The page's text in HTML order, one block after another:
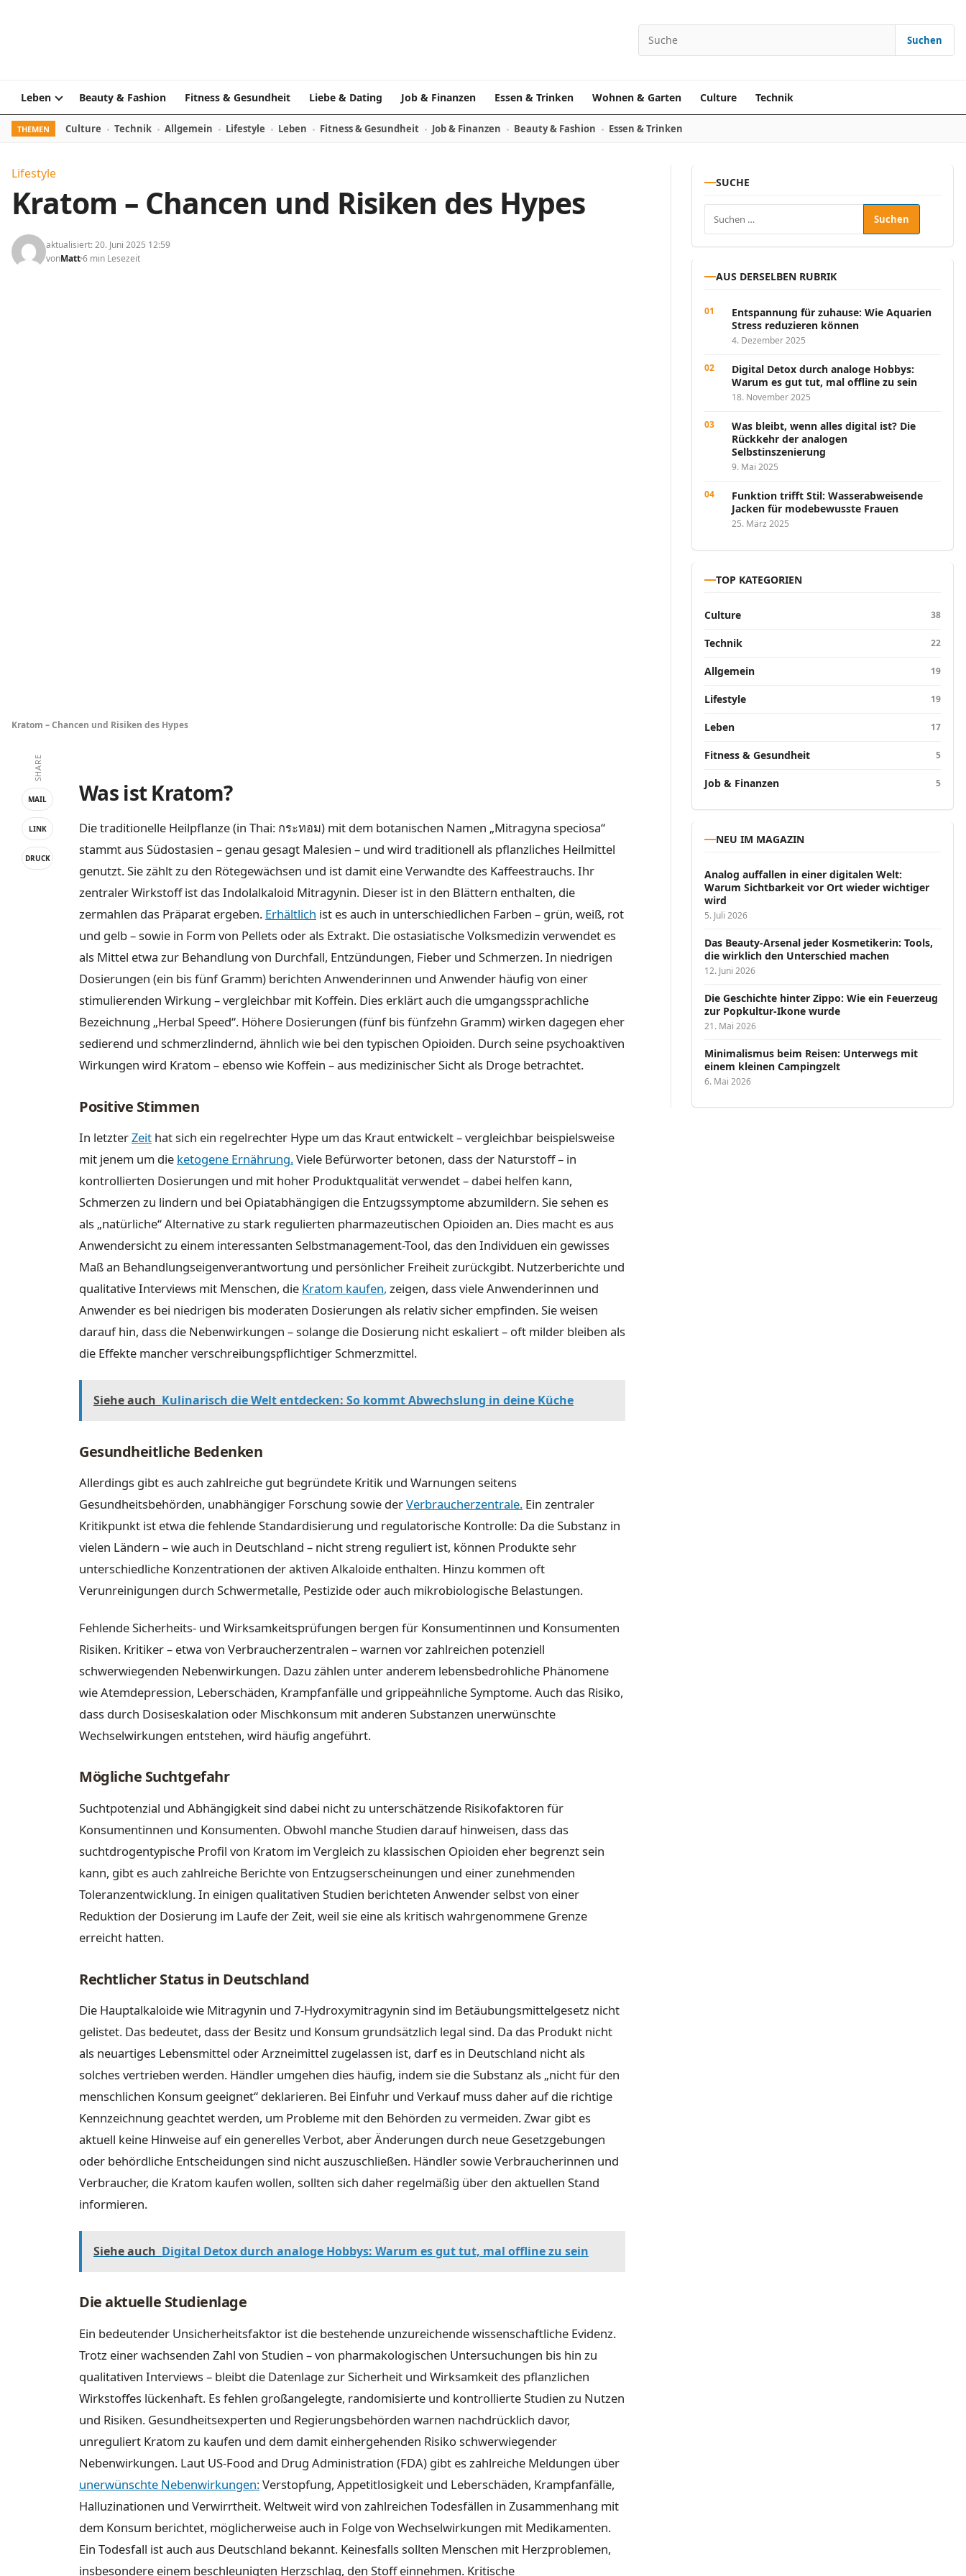
Search for: Suchen
Leben Beauty & Fashion Fitness & Gesundheit Liebe & Dating Job & Finanzen Essen & Trinken Wohnen & Garten Culture Technik
THEMEN Culture Technik Allgemein Lifestyle Leben Fitness & Gesundheit Job & Finanzen Beauty & Fashion Essen & Trinken
Lifestyle
Kratom – Chancen und Risiken des Hypes
aktualisiert: 20. Juni 2025 12:59
vonMatt6 min Lesezeit
Kratom – Chancen und Risiken des Hypes
SHARE
MAIL
LINK
DRUCK
Was ist Kratom?
Die traditionelle Heilpflanze (in Thai: กระทอม) mit dem botanischen Namen „Mitragyna speciosa“
stammt aus Südostasien – genau gesagt Malesien – und wird traditionell als pflanzliches Heilmittel
genutzt. Sie zählt zu den Rötegewächsen und ist damit eine Verwandte des Kaffeestrauchs. Ihr
zentraler Wirkstoff ist das Indolalkaloid Mitragynin. Dieser ist in den Blättern enthalten, die
zermahlen das Präparat ergeben. Erhältlich ist es auch in unterschiedlichen Farben – grün, weiß, rot
und gelb – sowie in Form von Pellets oder als Extrakt. Die ostasiatische Volksmedizin verwendet es
als Mittel etwa zur Behandlung von Durchfall, Entzündungen, Fieber und Schmerzen. In niedrigen
Dosierungen (ein bis fünf Gramm) berichten Anwenderinnen und Anwender häufig von einer
stimulierenden Wirkung – vergleichbar mit Koffein. Dies erklärt auch die umgangssprachliche
Bezeichnung „Herbal Speed“. Höhere Dosierungen (fünf bis fünfzehn Gramm) wirken dagegen eher
sedierend und schmerzlindernd, ähnlich wie bei den typischen Opioiden. Durch seine psychoaktiven
Wirkungen wird Kratom – ebenso wie Koffein – aus medizinischer Sicht als Droge betrachtet.
Positive Stimmen
In letzterZeit hat sich ein regelrechter Hype um das Kraut entwickelt – vergleichbar beispielsweise
mit jenem um die ketogene Ernährung.Viele Befürworter betonen, dass der Naturstoff – in
kontrollierten Dosierungen und mit hoher Produktqualität verwendet – dabei helfen kann,
Schmerzen zu lindern und bei Opiatabhängigen die Entzugssymptome abzumildern. Sie sehen es
als „natürliche“ Alternative zu stark regulierten pharmazeutischen Opioiden an. Dies macht es aus
Anwendersicht zu einem interessanten Selbstmanagement-Tool, das den Individuen ein gewisses
Maß an Behandlungseigenverantwortung und persönlicher Freiheit zurückgibt. Nutzerberichte und
qualitative Interviews mit Menschen, die Kratom kaufen, zeigen, dass viele Anwenderinnen und
Anwender es bei niedrigen bis moderaten Dosierungen als relativ sicher empfinden. Sie weisen
darauf hin, dass die Nebenwirkungen – solange die Dosierung nicht eskaliert – oft milder bleiben als
die Effekte mancher verschreibungspflichtiger Schmerzmittel.
Siehe auch Kulinarisch die Welt entdecken: So kommt Abwechslung in deine Küche
Gesundheitliche Bedenken
Allerdings gibt es auch zahlreiche gut begründete Kritik und Warnungen seitens
Gesundheitsbehörden, unabhängiger Forschung sowie derVerbraucherzentrale. Ein zentraler
Kritikpunkt ist etwa die fehlende Standardisierung und regulatorische Kontrolle: Da die Substanz in
vielen Ländern – wie auch in Deutschland – nicht streng reguliert ist, können Produkte sehr
unterschiedliche Konzentrationen der aktiven Alkaloide enthalten. Hinzu kommen oft
Verunreinigungen durch Schwermetalle, Pestizide oder auch mikrobiologische Belastungen.
Fehlende Sicherheits- und Wirksamkeitsprüfungen bergen für Konsumentinnen und Konsumenten
Risiken. Kritiker – etwa von Verbraucherzentralen – warnen vor zahlreichen potenziell
schwerwiegenden Nebenwirkungen. Dazu zählen unter anderem lebensbedrohliche Phänomene
wie Atemdepression, Leberschäden, Krampfanfälle und grippeähnliche Symptome. Auch das Risiko,
dass durch Dosiseskalation oder Mischkonsum mit anderen Substanzen unerwünschte
Wechselwirkungen entstehen, wird häufig angeführt.
Mögliche Suchtgefahr
Suchtpotenzial und Abhängigkeit sind dabei nicht zu unterschätzende Risikofaktoren für
Konsumentinnen und Konsumenten. Obwohl manche Studien darauf hinweisen, dass das
suchtdrogentypische Profil von Kratom im Vergleich zu klassischen Opioiden eher begrenzt sein
kann, gibt es auch zahlreiche Berichte von Entzugserscheinungen und einer zunehmenden
Toleranzentwicklung. In einigen qualitativen Studien berichteten Anwender selbst von einer
Reduktion der Dosierung im Laufe der Zeit, weil sie eine als kritisch wahrgenommene Grenze
erreicht hatten.
Rechtlicher Status in Deutschland
Die Hauptalkaloide wie Mitragynin und 7-Hydroxymitragynin sind im Betäubungsmittelgesetz nicht
gelistet. Das bedeutet, dass der Besitz und Konsum grundsätzlich legal sind. Da das Produkt nicht
als neuartiges Lebensmittel oder Arzneimittel zugelassen ist, darf es in Deutschland nicht als
solches vertrieben werden. Händler umgehen dies häufig, indem sie die Substanz als „nicht für den
menschlichen Konsum geeignet“ deklarieren. Bei Einfuhr und Verkauf muss daher auf die richtige
Kennzeichnung geachtet werden, um Probleme mit den Behörden zu vermeiden. Zwar gibt es
aktuell keine Hinweise auf ein generelles Verbot, aber Änderungen durch neue Gesetzgebungen
oder behördliche Entscheidungen sind nicht auszuschließen. Händler sowie Verbraucherinnen und
Verbraucher, die Kratom kaufen wollen, sollten sich daher regelmäßig über den aktuellen Stand
informieren.
Siehe auch Digital Detox durch analoge Hobbys: Warum es gut tut, mal offline zu sein
Die aktuelle Studienlage
Ein bedeutender Unsicherheitsfaktor ist die bestehende unzureichende wissenschaftliche Evidenz.
Trotz einer wachsenden Zahl von Studien – von pharmakologischen Untersuchungen bis hin zu
qualitativen Interviews – bleibt die Datenlage zur Sicherheit und Wirksamkeit des pflanzlichen
Wirkstoffes lückenhaft. Es fehlen großangelegte, randomisierte und kontrollierte Studien zu Nutzen
und Risiken. Gesundheitsexperten und Regierungsbehörden warnen nachdrücklich davor,
unreguliert Kratom zu kaufen und dem damit einhergehenden Risiko schwerwiegender
Nebenwirkungen. Laut US-Food and Drug Administration (FDA) gibt es zahlreiche Meldungen über
unerwünschte Nebenwirkungen:Verstopfung, Appetitlosigkeit und Leberschäden, Krampfanfälle,
Halluzinationen und Verwirrtheit. Weltweit wird von zahlreichen Todesfällen in Zusammenhang mit
dem Konsum berichtet, möglicherweise auch in Folge von Wechselwirkungen mit Medikamenten.
Ein Todesfall ist auch aus Deutschland bekannt. Keinesfalls sollten Menschen mit Herzproblemen,
insbesondere einem beschleunigten Herzschlag, den Stoff einnehmen. Kritische
SUCHE
Suchen nach:
AUS DERSELBEN RUBRIK
Entspannung für zuhause: Wie Aquarien
Stress reduzieren können
4. Dezember 2025
Digital Detox durch analoge Hobbys:
Warum es gut tut, mal offline zu sein
18. November 2025
Was bleibt, wenn alles digital ist? Die
Rückkehr der analogen
Selbstinszenierung
9. Mai 2025
Funktion trifft Stil: Wasserabweisende
Jacken für modebewusste Frauen
25. März 2025
TOP KATEGORIEN
Culture 38
Technik 22
Allgemein 19
Lifestyle 19
Leben 17
Fitness & Gesundheit 5
Job & Finanzen 5
NEU IM MAGAZIN
Analog auffallen in einer digitalen Welt:
Warum Sichtbarkeit vor Ort wieder wichtiger
wird
5. Juli 2026
Das Beauty-Arsenal jeder Kosmetikerin: Tools,
die wirklich den Unterschied machen
12. Juni 2026
Die Geschichte hinter Zippo: Wie ein Feuerzeug
zur Popkultur-Ikone wurde
21. Mai 2026
Minimalismus beim Reisen: Unterwegs mit
einem kleinen Campingzelt
6. Mai 2026